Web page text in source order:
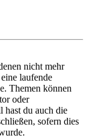
nicht mehr
laufende
Themen können
oder
hast du auch die
sofern dies